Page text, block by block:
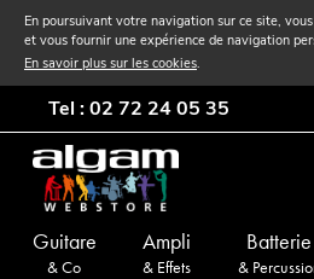
En poursuivant votre navigation sur ce site,
et vous fournir une expérience de navigation
En savoir plus sur les cookies.
Tel : 02 72 24 05 35
Guitare
& Co
Ampli
& Effets
Batterie
&